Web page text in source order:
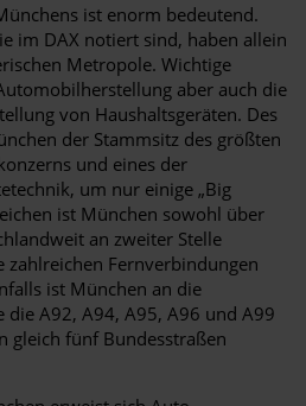
ist enorm bedeutend.
im DAX notiert sind, haben allein
Metropole. Wichtige
aber auch die
von Haushaltsgeräten. Des
der Stammsitz des größten
und eines der
um nur einige „Big
ist München sowohl über
an zweiter Stelle
zahlreichen Fernverbindungen
ist München an die
die A92, A94, A95, A96 und A99
gleich fünf Bundesstraßen